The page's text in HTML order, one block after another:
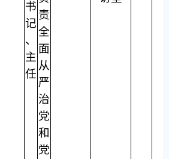
书
记
、
主
任
责
全
面
从
严
治
党
和
党